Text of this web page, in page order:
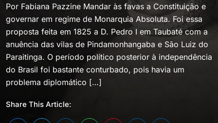
Por Fabiana Pazzine Mandar às favas a Constituição e
governar em regime de Monarquia Absoluta. Foi essa
proposta feita em 1825 a D. Pedro I em Taubaté com a
anuência das vilas de Pindamonhangaba e São Luiz do
Paraitinga. O período político posterior à independência
do Brasil foi bastante conturbado, pois havia um
problema diplomático […]
Share This Article: